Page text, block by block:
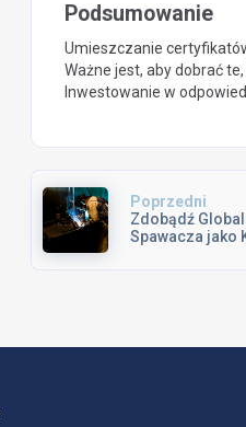
Podsumowanie
Umieszczanie
Ważne jest, aby dobrać
Inwestowanie w
Poprzedni
Zdobądź
Spawacza jako